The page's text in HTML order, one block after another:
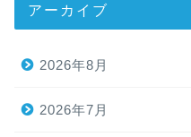
アーカイブ
2026年8月
2026年7月